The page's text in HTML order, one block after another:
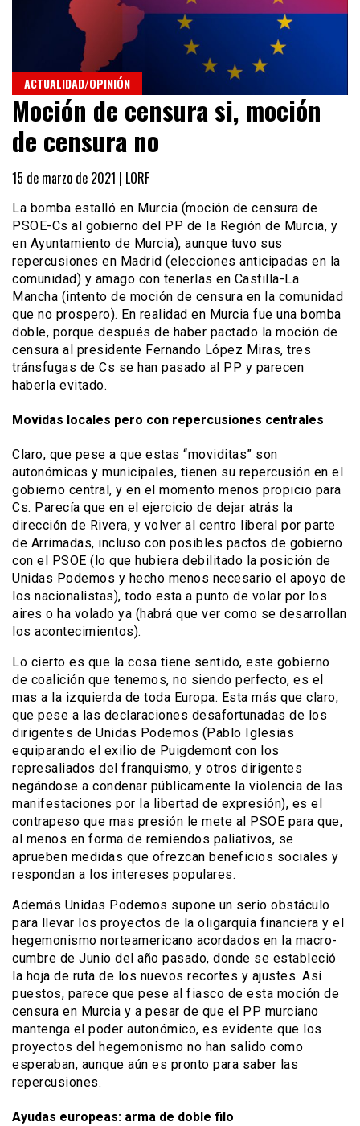
ACTUALIDAD/OPINIÓN
Moción de censura si, moción
de censura no
15 de marzo de 2021 | LORF
La bomba estalló en Murcia (moción de censura de
PSOE-Cs al gobierno del PP de la Región de Murcia, y
en Ayuntamiento de Murcia), aunque tuvo sus
repercusiones en Madrid (elecciones anticipadas en la
comunidad) y amago con tenerlas en Castilla-La
Mancha (intento de moción de censura en la comunidad
que no prospero). En realidad en Murcia fue una bomba
doble, porque después de haber pactado la moción de
censura al presidente Fernando López Miras, tres
tránsfugas de Cs se han pasado al PP y parecen
haberla evitado.
Movidas locales pero con repercusiones centrales
Claro, que pese a que estas “moviditas” son
autonómicas y municipales, tienen su repercusión en el
gobierno central, y en el momento menos propicio para
Cs. Parecía que en el ejercicio de dejar atrás la
dirección de Rivera, y volver al centro liberal por parte
de Arrimadas, incluso con posibles pactos de gobierno
con el PSOE (lo que hubiera debilitado la posición de
Unidas Podemos y hecho menos necesario el apoyo de
los nacionalistas), todo esta a punto de volar por los
aires o ha volado ya (habrá que ver como se desarrollan
los acontecimientos).
Lo cierto es que la cosa tiene sentido, este gobierno
de coalición que tenemos, no siendo perfecto, es el
mas a la izquierda de toda Europa. Esta más que claro,
que pese a las declaraciones desafortunadas de los
dirigentes de Unidas Podemos (Pablo Iglesias
equiparando el exilio de Puigdemont con los
represaliados del franquismo, y otros dirigentes
negándose a condenar públicamente la violencia de las
manifestaciones por la libertad de expresión), es el
contrapeso que mas presión le mete al PSOE para que,
al menos en forma de remiendos paliativos, se
aprueben medidas que ofrezcan beneficios sociales y
respondan a los intereses populares.
Además Unidas Podemos supone un serio obstáculo
para llevar los proyectos de la oligarquía financiera y el
hegemonismo norteamericano acordados en la macro-
cumbre de Junio del año pasado, donde se estableció
la hoja de ruta de los nuevos recortes y ajustes. Así
puestos, parece que pese al fiasco de esta moción de
censura en Murcia y a pesar de que el PP murciano
mantenga el poder autonómico, es evidente que los
proyectos del hegemonismo no han salido como
esperaban, aunque aún es pronto para saber las
repercusiones.
Ayudas europeas: arma de doble filo